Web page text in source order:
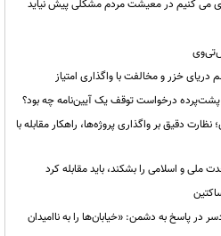
می کنیم در معیشت مردم مشکلی پیش نیاید
خزر و مخالفت با واگذاری امتیاز
پشت‌پرده درخواست توقف یک آیین‌نامه چه بود؟
دقیق بر واگذاری پروژه‌ها، راهکار مقابله با
و اسلامی را بشکند، باید مقابله کرد
در پاسخ به دشمن: «خیابان‌ها را به ناامیدان